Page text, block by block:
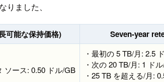
ました、
可能な保持価格) Seven-year
ソース: 0.50 ドル/GB
・最初の 5 TB/月: 2.5
・次の 20 TB/月: 1 ド
・25 TB を超える/月: